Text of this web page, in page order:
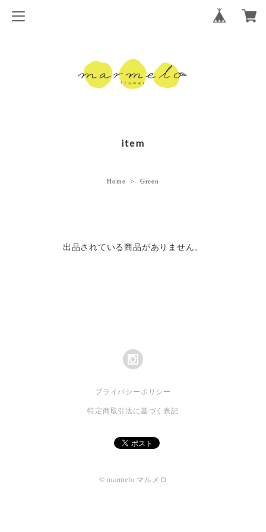
item
Home Green
出品されている商品がありません。
プライバシーポリシー
特定商取引法に基づく表記
© marmelo マルメロ